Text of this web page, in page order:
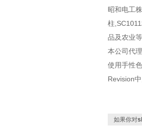
昭和电工
柱 ,SC1011
品及农业
本公司代
使用手性
Revision
如果你对